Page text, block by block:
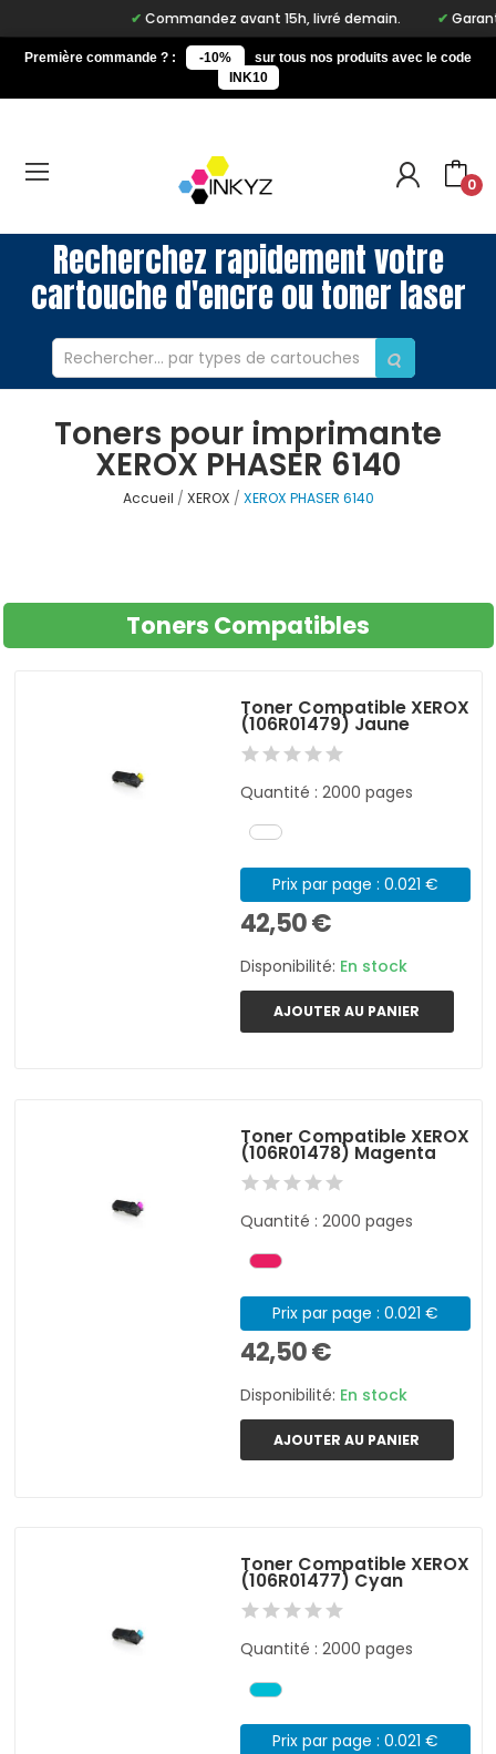
Commandez avant 15h, livré demain.
Première commande ? : -10%
sur tous nos produits avec le code
INK10
0
Recherchez rapidement votre
cartouche d'encre ou toner laser
Toners pour imprimante
XEROX PHASER 6140
Accueil XEROX XEROX PHASER 6140
Toners Compatibles
Toner Compatible XEROX
(106R01479) Jaune
Quantité : 2000 pages
Prix par page : 0.021 €
42,50 €
Disponibilité: En stock
AJOUTER AU PANIER
Toner Compatible XEROX
(106R01478) Magenta
Quantité : 2000 pages
Prix par page : 0.021 €
42,50 €
Disponibilité: En stock
AJOUTER AU PANIER
Toner Compatible XEROX
(106R01477) Cyan
Quantité : 2000 pages
Prix par page : 0.021 €